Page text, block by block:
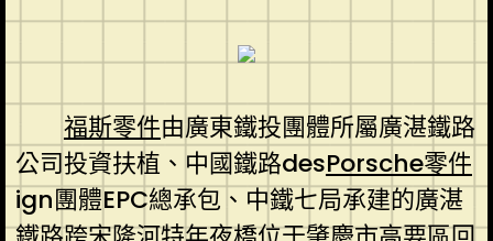
福斯零件由廣東鐵投團體所屬廣湛鐵路
公司投資扶植、中國鐵路desPorsche零件
ign團體EPC總承包、中鐵七局承建的廣湛